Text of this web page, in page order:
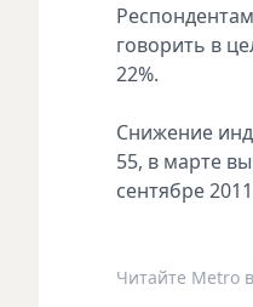
говорить в
22%.
Снижение
55, в марте
сентябре
Читайте Metro в